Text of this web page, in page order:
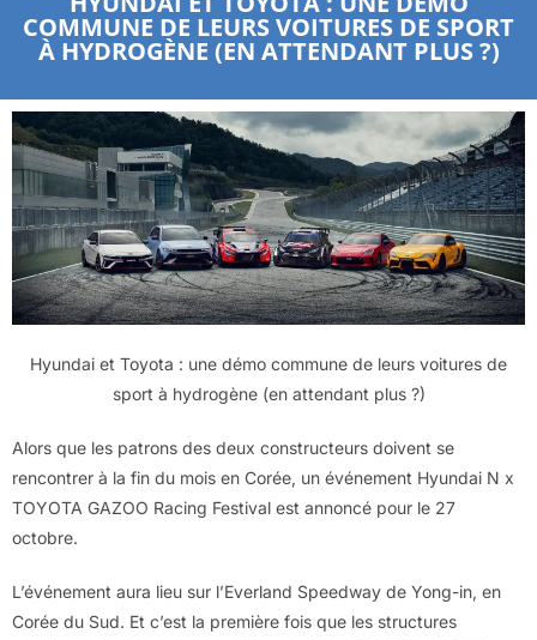
COMMUNE DE LEURS VOITURES DE SPORT
À HYDROGÈNE (EN ATTENDANT PLUS ?)
Hyundai et Toyota : une démo commune de leurs voitures de
sport à hydrogène (en attendant plus ?)
Alors que les patrons des deux constructeurs doivent se
rencontrer à la fin du mois en Corée, un événement Hyundai N x
TOYOTA GAZOO Racing Festival est annoncé pour le 27
octobre.
L’événement aura lieu sur l’Everland Speedway de Yong-in, en
Corée du Sud. Et c’est la première fois que les structures